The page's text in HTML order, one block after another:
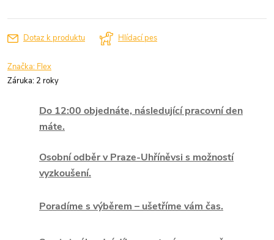
Dotaz k produktu Hlídací pes
Značka: Flex
Záruka: 2 roky
Do 12:00 objednáte, následující pracovní den
máte.
Osobní odběr v Praze-Uhříněvsi s možností
vyzkoušení.
Poradíme s výběrem – ušetříme vám čas.